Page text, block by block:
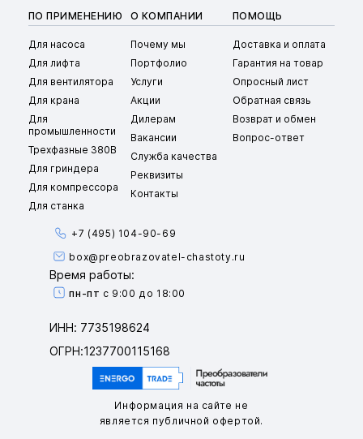
ПО ПРИМЕНЕНИЮ
Для насоса
Для лифта
Для вентилятора
Для крана
Для
промышленности
Трехфазные 380В
Для гриндера
Для компрессора
Для станка
О КОМПАНИИ
Почему мы
Портфолио
Услуги
Акции
Дилерам
Вакансии
Служба качества
Реквизиты
Контакты
ПОМОЩЬ
Доставка и оплата
Гарантия на товар
Опросный лист
Обратная связь
Возврат и обмен
Вопрос-ответ
+7 (495) 104-90-69
box@preobrazovatel-chastoty.ru
Время работы:
пн-пт с 9:00 до 18:00
ИНН: 7735198624
ОГРН:1237700115168
Информация на сайте не
является публичной офертой.